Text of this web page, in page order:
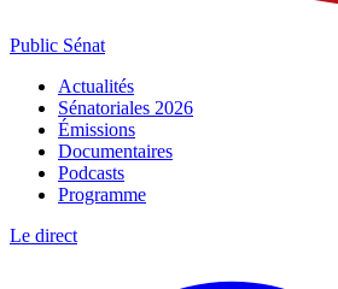
Public Sénat
Actualités
Sénatoriales 2026
Émissions
Documentaires
Podcasts
Programme
Le direct